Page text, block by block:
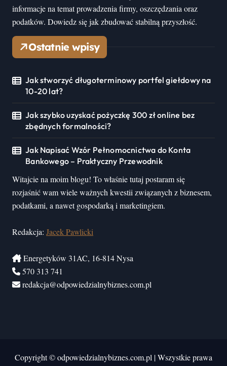
informacje na temat prowadzenia firmy, oszczędzania oraz
podatków. Dowiedz się jak zbudować stabilną przyszłość.
Ostatnie wpisy
Jak stworzyć długoterminowy portfel giełdowy na
10-20 lat?
Jak szybko uzyskać pożyczkę 300 zł online bez
zbędnych formalności?
Jak Napisać Wzór Pełnomocnictwa do Konta
Bankowego – Praktyczny Przewodnik
Witajcie na moim blogu! To właśnie tutaj postaram się
rozjaśnić wam wiele ważnych kwestii związanych z biznesem,
podatkami, a nawet gospodarką i marketingiem.
Redakcja: Jacek Pawlicki
Energetyków 31AC, 16-814 Nysa
570 313 741
redakcja@odpowiedzialnybiznes.com.pl
Copyright © odpowiedzialnybiznes.com.pl |Wszystkie prawa